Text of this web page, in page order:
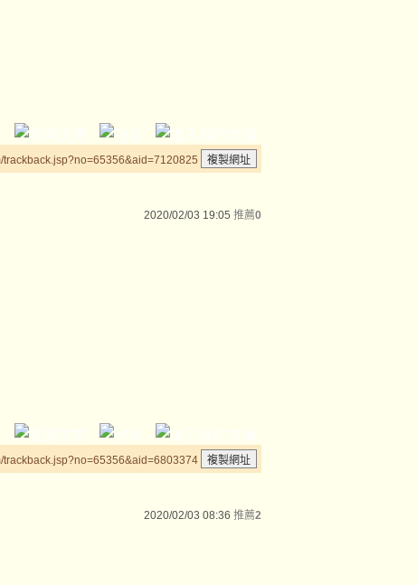
trackback.jsp?no=65356&aid=7120825
2020/02/03 19:05 推薦0
trackback.jsp?no=65356&aid=6803374
2020/02/03 08:36 推薦2